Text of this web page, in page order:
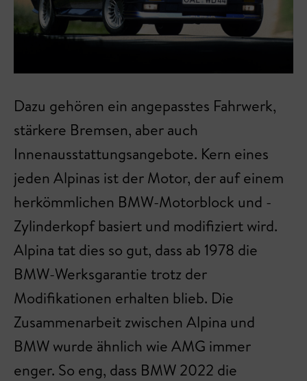
Dazu gehören ein angepasstes Fahrwerk,
stärkere Bremsen, aber auch
Innenausstattungsangebote. Kern eines
jeden Alpinas ist der Motor, der auf einem
herkömmlichen BMW-Motorblock und -
Zylinderkopf basiert und modifiziert wird.
Alpina tat dies so gut, dass ab 1978 die
BMW-Werksgarantie trotz der
Modifikationen erhalten blieb. Die
Zusammenarbeit zwischen Alpina und
BMW wurde ähnlich wie AMG immer
enger. So eng, dass BMW 2022 die